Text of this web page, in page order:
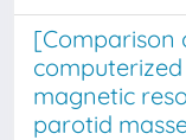
[Comparison
magnetic
parotid